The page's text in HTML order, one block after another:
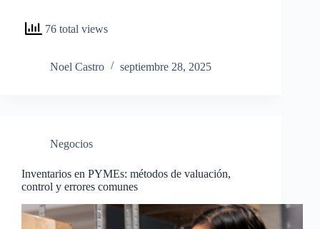
76 total views
Noel Castro septiembre 28, 2025
Negocios
Inventarios en PYMEs: métodos de valuación,
control y errores comunes